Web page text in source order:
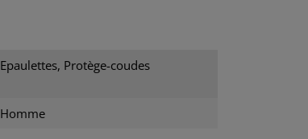
Epaulettes, Protège-coudes
Homme